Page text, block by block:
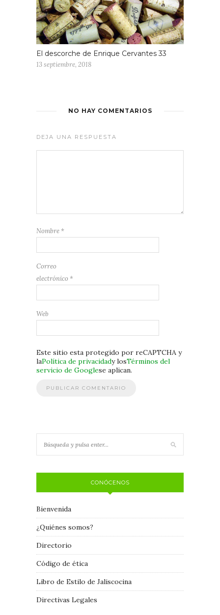
El descorche de Enrique Cervantes 33
13 septiembre, 2018
NO HAY COMENTARIOS
DEJA UNA RESPUESTA
Nombre *
Correo
electrónico *
Web
Este sitio esta protegido por reCAPTCHA y
laPolítica de privacidady losTérminos del
servicio de Googlese aplican.
CONÓCENOS
Bienvenida
¿Quiénes somos?
Directorio
Código de ética
Libro de Estilo de Jaliscocina
Directivas Legales